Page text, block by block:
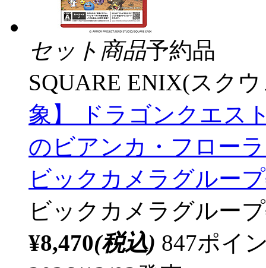
セット商品予約品
SQUARE ENIX(スク
象】 ドラゴンクエス
のビアンカ・フロー
ビックカメラグルー
ビックカメラグルー
¥8,470(税込) 847ポイ